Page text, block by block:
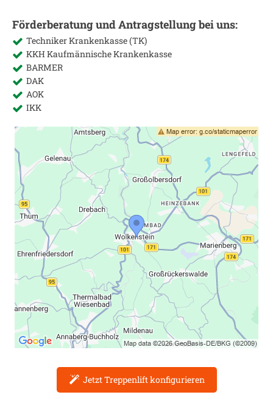
Förderberatung und Antragstellung bei uns:
Techniker Krankenkasse (TK)
KKH Kaufmännische Krankenkasse
BARMER
DAK
AOK
IKK
Jetzt Treppenlift konfigurieren